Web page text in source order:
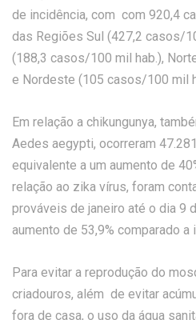
de incidência, com com 920,4
das Regiões Sul (427,2 casos/
(188,3 casos/100 mil hab.),
e Nordeste (105 casos/100 mil
Em relação a chikungunya,
Aedes aegypti, ocorreram
equivalente a um aumento de
relação ao zika vírus, foram
prováveis de janeiro até o dia 9
aumento de 53,9% comparado
Para evitar a reprodução do
criadouros, além de evitar
fora de casa, o uso da água